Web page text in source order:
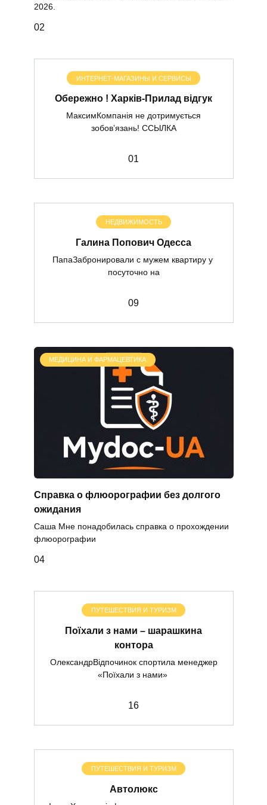
2026.
02
ИНТЕРНЕТ-МАГАЗИНЫ И СЕРВИСЫ
Обережно ! Харків-Прилад відгук
МаксимКомпанія не дотримується
зобов’язань! ССЫЛКА
01
НЕДВИЖИМОСТЬ
Галина Попович Одесса
ПапаЗабронировали с мужем квартиру у
посуточно на
09
МЕДИЦИНА И ФАРМАЦЕВТИКА
Справка о флюорографии без долгого
ожидания
Саша Мне понадобилась справка о прохождении
флюорографии
04
ПУТЕШЕСТВИЯ И ТУРИЗМ
Поїхали з нами – шарашкина
контора
ОлександрВідпочинок спортила менеджер
«Поїхали з нами»
16
ПУТЕШЕСТВИЯ И ТУРИЗМ
Автолюкс